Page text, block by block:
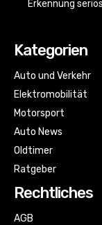
Erkennung
Kategorien
Auto und Verkehr
Elektromobilität
Motorsport
Auto News
Oldtimer
Ratgeber
Rechtliches
AGB